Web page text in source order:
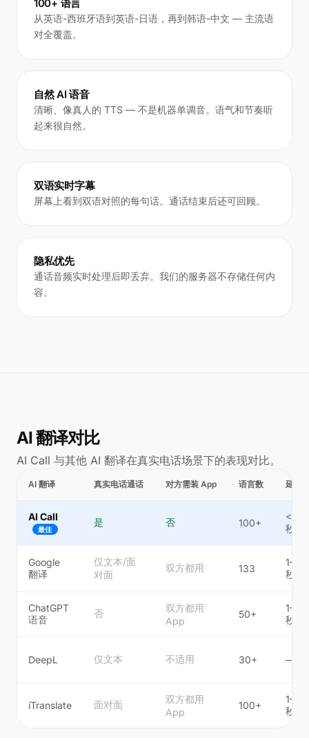
100+ 语言
从英语-西班牙语到英语-日语，再到韩语-中文 — 主流语
对全覆盖。
自然 AI 语音
清晰、像真人的 TTS — 不是机器单调音。语气和节奏听
起来很自然。
双语实时字幕
屏幕上看到双语对照的每句话。通话结束后还可回顾。
隐私优先
通话音频实时处理后即丢弃。我们的服务器不存储任何内
容。
AI 翻译对比
AI Call 与其他 AI 翻译在真实电话场景下的表现对比。
AI 翻译 真实电话通话 对方需装 App 语言数 延迟
AI Call
最佳
是 否 100+
<0.5
秒
Google
翻译
仅文本/面
对面
双方都用 133
1–2
秒
ChatGPT
语音
否
双方都用
App
50+
1–3
秒
DeepL 仅文本 不适用 30+ —
iTranslate 面对面
双方都用
App
100+
1–2
秒